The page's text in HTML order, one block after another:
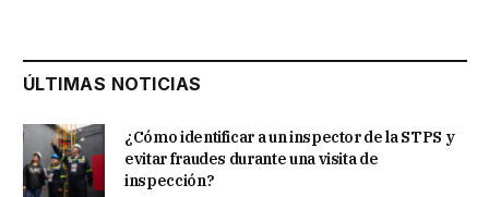
ÚLTIMAS NOTICIAS
¿Cómo identificar a un inspector de la STPS y
evitar fraudes durante una visita de
inspección?